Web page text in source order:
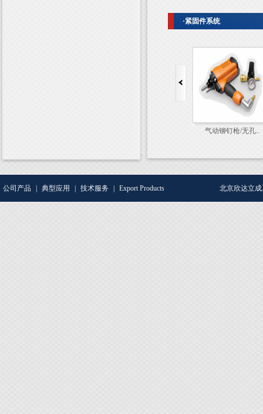
·紧固件系统
气动铆钉枪/无孔..
公司产品 典型应用 技术服务 Export Products 北京欣达立成